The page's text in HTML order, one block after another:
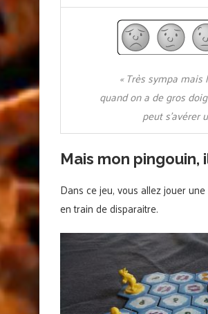
« Très sympa
quand on a de gros
peut s’avérer
Mais mon pingouin,
Dans ce jeu, vous allez jouer
en train de disparaitre.